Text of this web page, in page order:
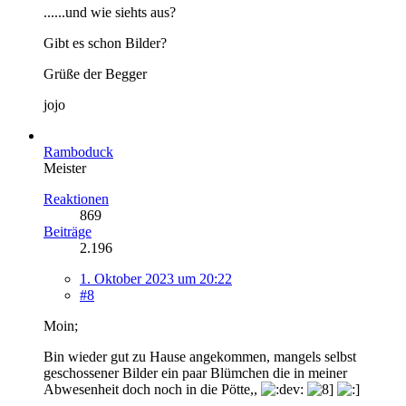
......und wie siehts aus?
Gibt es schon Bilder?
Grüße der Begger
jojo
Ramboduck
Meister
Reaktionen
869
Beiträge
2.196
1. Oktober 2023 um 20:22
#8
Moin;
Bin wieder gut zu Hause angekommen, mangels selbst
geschossener Bilder ein paar Blümchen die in meiner
Abwesenheit doch noch in die Pötte,,